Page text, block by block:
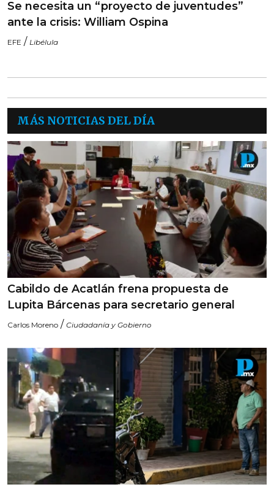
Se necesita un “proyecto de juventudes”
ante la crisis: William Ospina
EFE / Libélula
MÁS NOTICIAS DEL DÍA
Cabildo de Acatlán frena propuesta de
Lupita Bárcenas para secretario general
Carlos Moreno / Ciudadanía y Gobierno